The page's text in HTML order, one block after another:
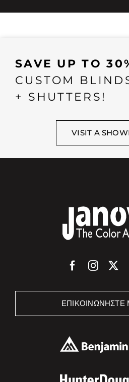
SAVE UP TO
CUSTOM
+ SHUTTERS!
VISIT A
ΕΠΙΚΟΙΝΩΝΉΣΤΕ